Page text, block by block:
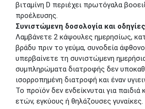
βιταμίνη D περιέχει πρωτόγαλα
προέλευσης.
Συνιστώμενη δοσολογία και
Λαμβάνετε 2 κάψουλες ημερησίως,
βράδυ πριν το γεύμα, συνοδεία
υπερβαίνετε τη συνιστώμενη
συμπληρώματα διατροφής δεν
ισορροπημένη διατροφή και έναν
Το προϊόν δεν ενδείκνυται για
ετών, εγκύους ή θηλάζουσες γυναίκες.